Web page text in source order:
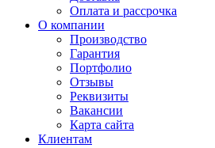
Оплата и рассрочка
О компании
Производство
Гарантия
Портфолио
Отзывы
Реквизиты
Вакансии
Карта сайта
Клиентам